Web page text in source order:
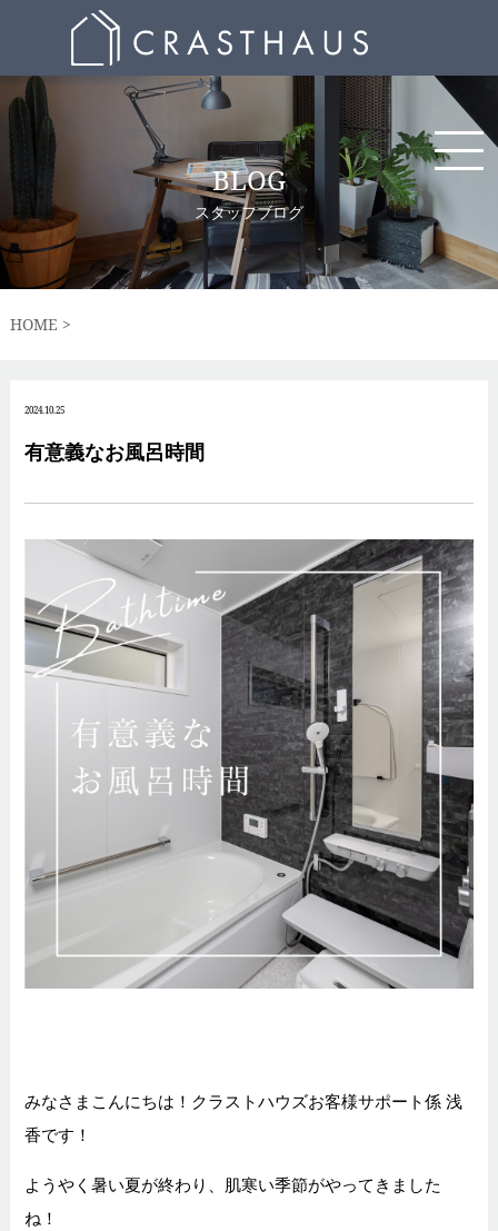
BLOG
スタッフブログ
HOME
2024.10.25
有意義なお風呂時間
みなさまこんにちは！クラストハウズお客様サポート係 浅
香です！
ようやく暑い夏が終わり、肌寒い季節がやってきました
ね！